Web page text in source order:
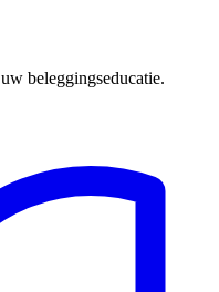
beleggingseducatie.